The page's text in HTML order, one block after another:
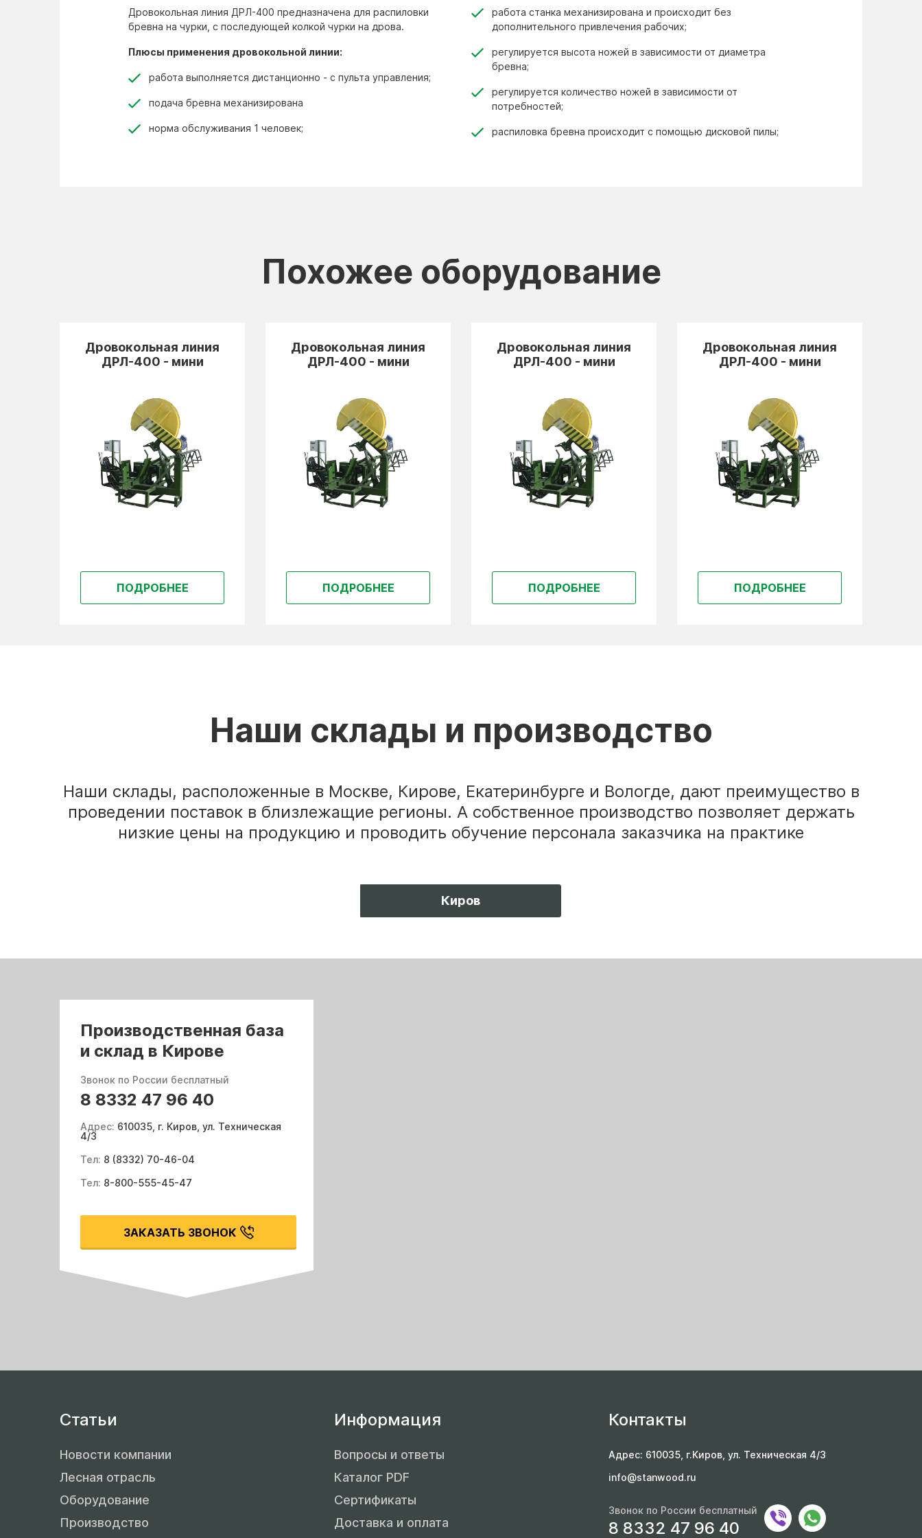
Дровокольная линия ДРЛ-400 предназначена для распиловки
бревна на чурки, с последующей колкой чурки на дрова.
Плюсы применения дровокольной линии:
работа выполняется дистанционно - с пульта управления;
подача бревна механизирована
норма обслуживания 1 человек;
работа станка механизирована и происходит без
дополнительного привлечения рабочих;
регулируется высота ножей в зависимости от диаметра
бревна;
регулируется количество ножей в зависимости от
потребностей;
распиловка бревна происходит с помощью дисковой пилы;
Похожее оборудование
Дровокольная линия
ДРЛ-400 - мини
ПОДРОБНЕЕ
Дровокольная линия
ДРЛ-400 - мини
ПОДРОБНЕЕ
Дровокольная линия
ДРЛ-400 - мини
ПОДРОБНЕЕ
Дровокольная линия
ДРЛ-400 - мини
ПОДРОБНЕЕ
Наши склады и производство
Наши склады, расположенные в Москве, Кирове, Екатеринбурге и Вологде, дают преимущество в
проведении поставок в близлежащие регионы. А собственное производство позволяет держать
низкие цены на продукцию и проводить обучение персонала заказчика на практике
Киров
Производственная база
и склад в Кирове
Звонок по России бесплатный
8 8332 47 96 40
Адрес: 610035, г. Киров, ул. Техническая
4/3
Тел: 8 (8332) 70-46-04
Тел: 8-800-555-45-47
ЗАКАЗАТЬ ЗВОНОК
Статьи
Новости компании
Лесная отрасль
Оборудование
Производство
Информация
Вопросы и ответы
Каталог PDF
Сертификаты
Доставка и оплата
Контакты
Адрес: 610035, г.Киров, ул. Техническая 4/3
info@stanwood.ru
Звонок по России бесплатный
8 8332 47 96 40